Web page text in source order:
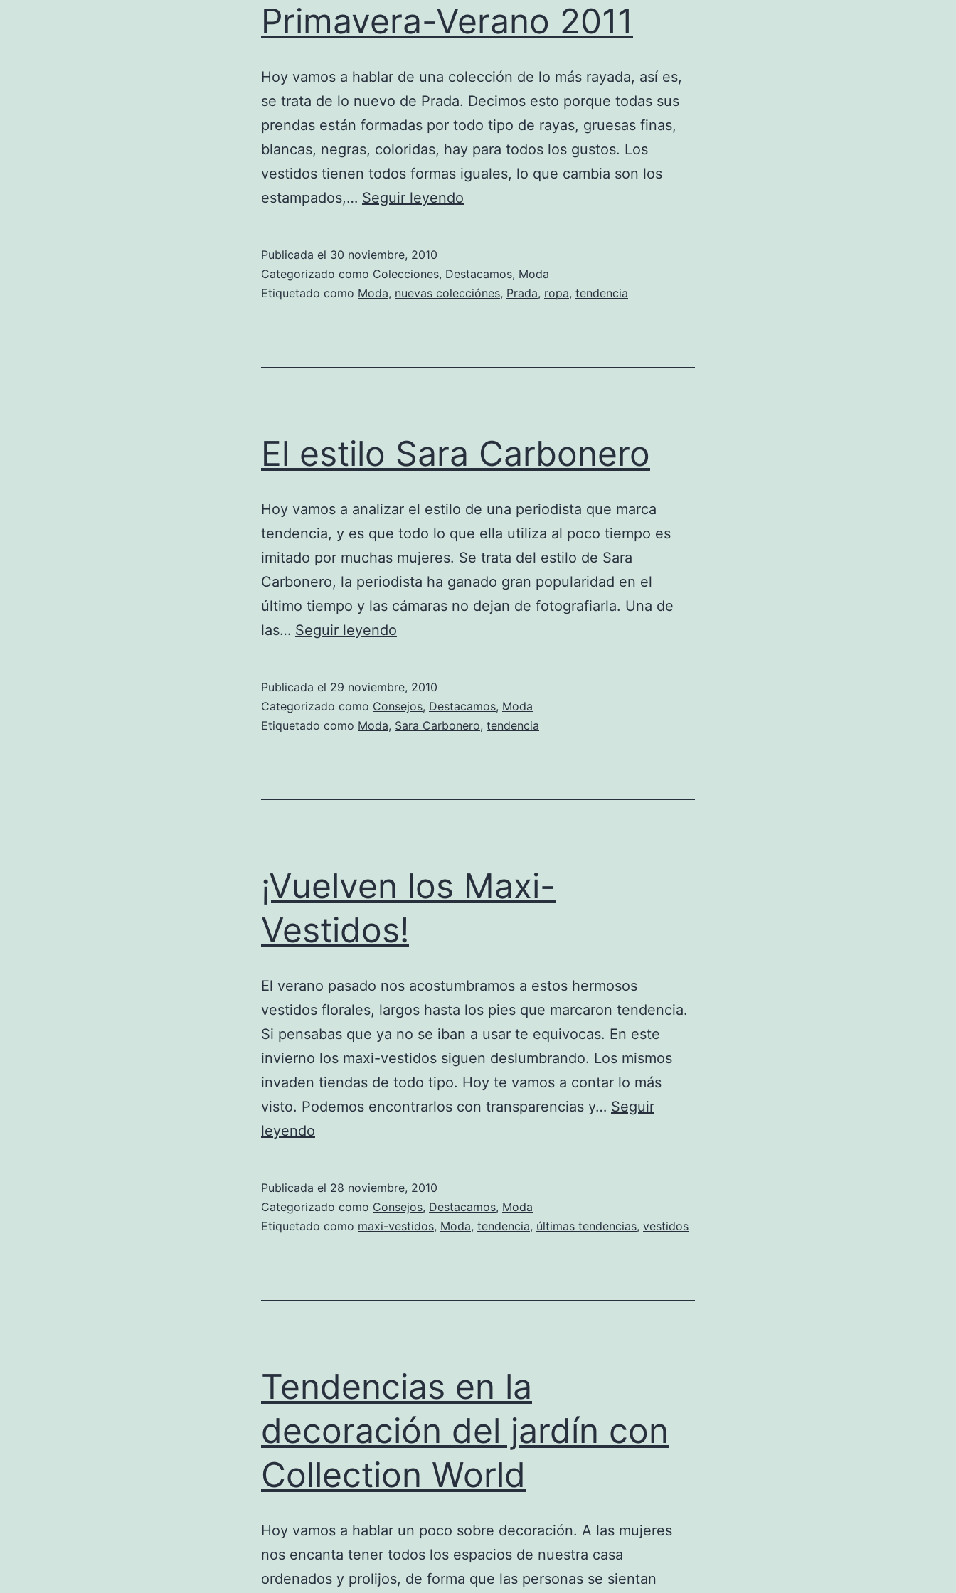
Primavera-Verano 2011
Hoy vamos a hablar de una colección de lo más rayada, así es,
se trata de lo nuevo de Prada. Decimos esto porque todas sus
prendas están formadas por todo tipo de rayas, gruesas finas,
blancas, negras, coloridas, hay para todos los gustos. Los
vestidos tienen todos formas iguales, lo que cambia son los
estampados,… Seguir leyendo
Primavera-
Verano
Publicada el 30 noviembre, 2010
Categorizado como Colecciones, Destacamos, Moda
Etiquetado como Moda, nuevas colecciónes, Prada, ropa, tendencia
El estilo Sara Carbonero
Hoy vamos a analizar el estilo de una periodista que marca
tendencia, y es que todo lo que ella utiliza al poco tiempo es
imitado por muchas mujeres. Se trata del estilo de Sara
Carbonero, la periodista ha ganado gran popularidad en el
último tiempo y las cámaras no dejan de fotografiarla. Una de
las… Seguir leyendo
Carbonero
Publicada el 29 noviembre, 2010
Categorizado como Consejos, Destacamos, Moda
Etiquetado como Moda, Sara Carbonero, tendencia
¡Vuelven los Maxi-
Vestidos!
El verano pasado nos acostumbramos a estos hermosos
vestidos florales, largos hasta los pies que marcaron tendencia.
Si pensabas que ya no se iban a usar te equivocas. En este
invierno los maxi-vestidos siguen deslumbrando. Los mismos
invaden tiendas de todo tipo. Hoy te vamos a contar lo más
visto. Podemos encontrarlos con transparencias y… Seguir
leyendo
Vestidos!
Publicada el 28 noviembre, 2010
Categorizado como Consejos, Destacamos, Moda
Etiquetado como maxi-vestidos, Moda, tendencia, últimas tendencias, vestidos
Tendencias en la
decoración del jardín con
Collection World
Hoy vamos a hablar un poco sobre decoración. A las mujeres
nos encanta tener todos los espacios de nuestra casa
ordenados y prolijos, de forma que las personas se sientan